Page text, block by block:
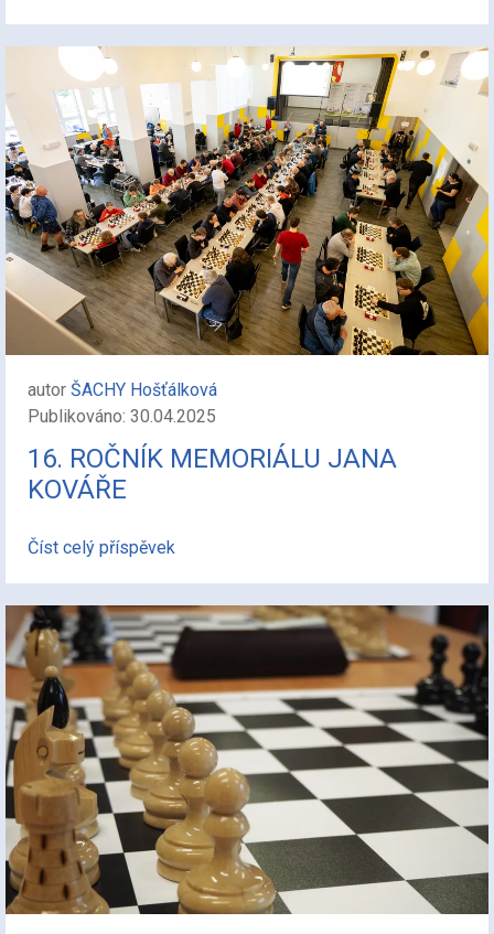
autor ŠACHY Hošťálková
Publikováno: 30.04.2025
16. ROČNÍK MEMORIÁLU JANA
KOVÁŘE
Číst celý příspěvek